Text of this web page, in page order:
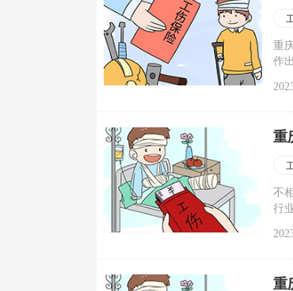
重
作
保
重
不
行
准
重